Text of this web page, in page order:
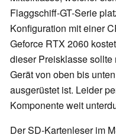
Flaggschiff-GT-Serie
Konfiguration mit einer
Geforce RTX 2060
dieser Preisklasse
Gerät von oben bis
ausgerüstet ist. Leider
Komponente weit
Der SD-Kartenleser im